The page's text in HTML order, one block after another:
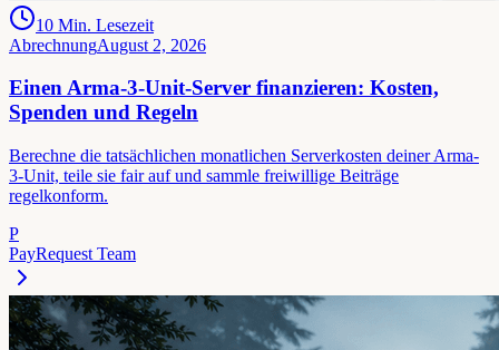
10 Min. Lesezeit
AbrechnungAugust 2, 2026
Einen Arma-3-Unit-Server finanzieren: Kosten,
Spenden und Regeln
Berechne die tatsächlichen monatlichen Serverkosten deiner Arma-
3-Unit, teile sie fair auf und sammle freiwillige Beiträge
regelkonform.
P
PayRequest Team